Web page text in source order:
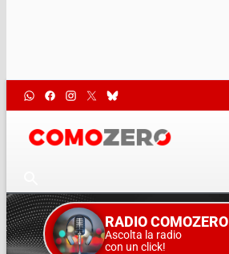
RADIO COMOZERO
Ascolta la radio
con un click!